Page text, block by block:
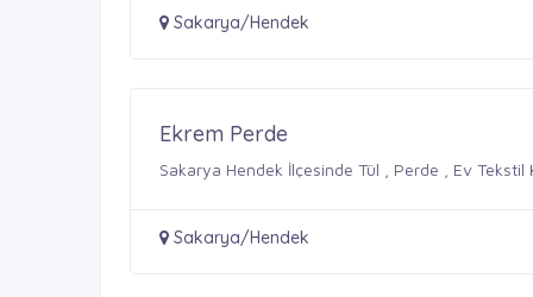
Sakarya/Hendek
Ekrem Perde
Sakarya Hendek İlçesinde Tül , Perde , Ev
Sakarya/Hendek